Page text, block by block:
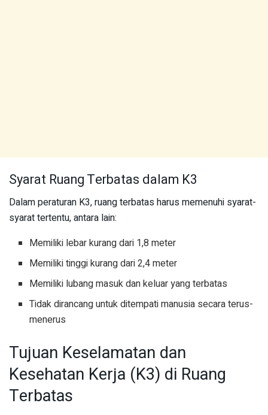
Syarat Ruang Terbatas dalam K3
Dalam peraturan K3, ruang terbatas harus memenuhi syarat-
syarat tertentu, antara lain:
Memiliki lebar kurang dari 1,8 meter
Memiliki tinggi kurang dari 2,4 meter
Memiliki lubang masuk dan keluar yang terbatas
Tidak dirancang untuk ditempati manusia secara terus-
menerus
Tujuan Keselamatan dan
Kesehatan Kerja (K3) di Ruang
Terbatas